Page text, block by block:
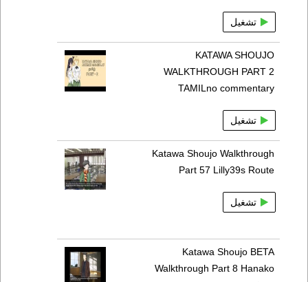
تشغيل
KATAWA SHOUJO
WALKTHROUGH PART 2
TAMILno commentary
تشغيل
Katawa Shoujo Walkthrough
Part 57 Lilly39s Route
تشغيل
Katawa Shoujo BETA
Walkthrough Part 8 Hanako